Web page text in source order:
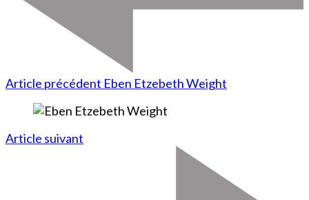
Article précédent Eben Etzebeth Weight
Article suivant